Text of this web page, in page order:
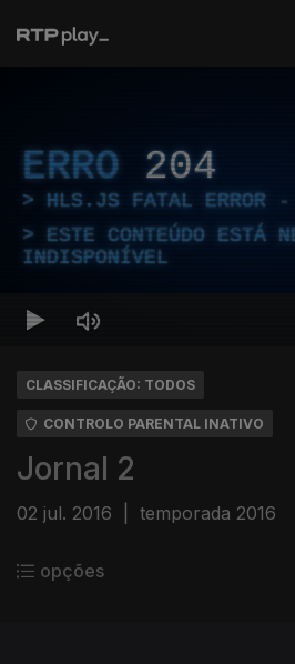
ERRO 204
HLS.JS FATAL ERROR -
ESTE CONTEÚDO ESTÁ
INDISPONÍVEL
CLASSIFICAÇÃO: TODOS
CONTROLO PARENTAL INATIVO
Jornal 2
02 jul. 2016 temporada 2016
opções